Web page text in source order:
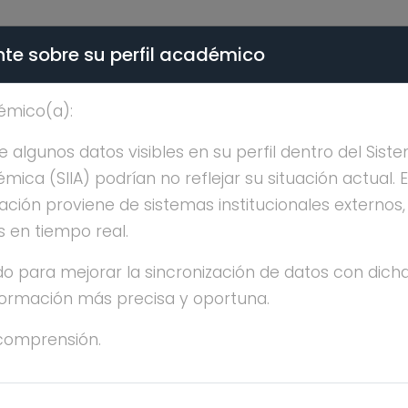
- PÚBLICO
BEATRIZ PONTON
sobre su perfil académico
algunos datos visibles en su perfil dentro del
(SIIA) podrían no reflejar su situación actual.
proviene de sistemas institucionales
en tiempo real.
para mejorar la sincronización de datos con
más precisa y oportuna.